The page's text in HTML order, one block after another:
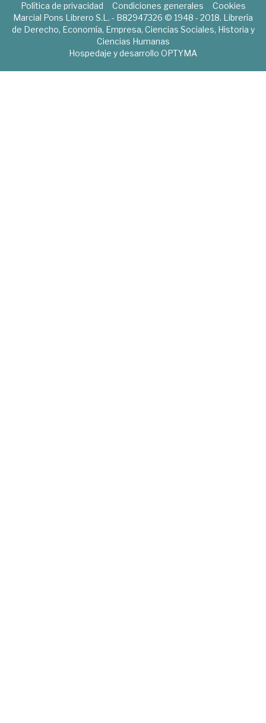
Política de privacidad Condiciones generales
Cookies
Marcial Pons Librero S.L. - B82947326 © 1948 - 2018. Librería
de Derecho, Economía, Empresa, Ciencias Sociales, Historia y
Ciencias Humanas
Hospedaje y desarrollo OPTYMA